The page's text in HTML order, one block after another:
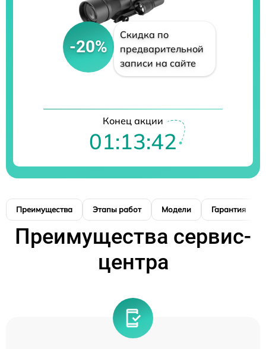
-20%
Скидка по
предварительной
записи на сайте
Конец акции
01:13:41
Преимущества Этапы работ Модели Гарантия
Преимущества сервис-
центра